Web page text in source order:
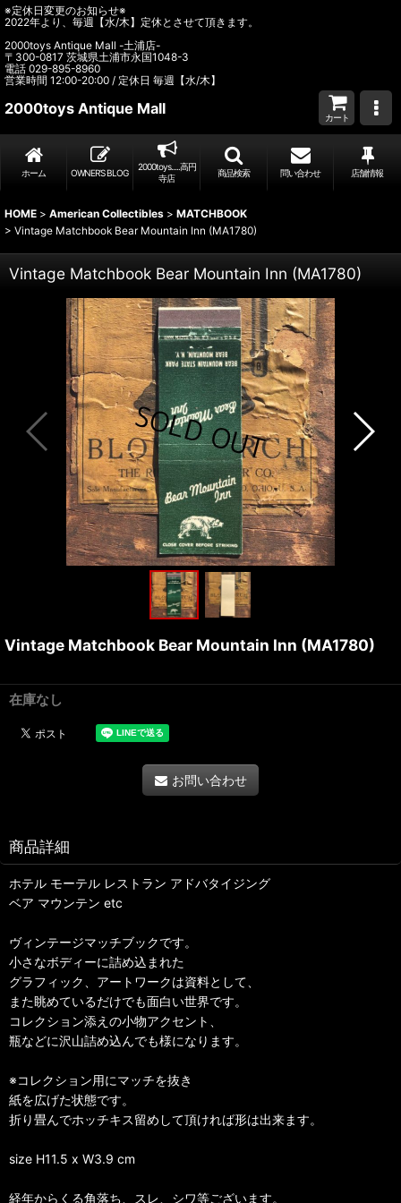
※定休日変更のお知らせ※
2022年より、毎週【水/木】定休とさせて頂きます。
2000toys Antique Mall -土浦店-
〒300-0817 茨城県土浦市永国1048-3
電話 029-895-8960
営業時間 12:00-20:00 / 定休日 毎週【水/木】
2000toys Antique Mall
カート
ホーム OWNER’S BLOG
2000toys.....高円
寺店
商品検索 問い合わせ 店舗情報
HOME > American Collectibles > MATCHBOOK
> Vintage Matchbook Bear Mountain Inn (MA1780)
Vintage Matchbook Bear Mountain Inn (MA1780)
Vintage Matchbook Bear Mountain Inn (MA1780)
在庫なし
お問い合わせ
商品詳細
ホテル モーテル レストラン アドバタイジング
ベア マウンテン etc
ヴィンテージマッチブックです。
小さなボディーに詰め込まれた
グラフィック、アートワークは資料として、
また眺めているだけでも面白い世界です。
コレクション添えの小物アクセント、
瓶などに沢山詰め込んでも様になります。
※コレクション用にマッチを抜き
紙を広げた状態です。
折り畳んでホッチキス留めして頂ければ形は出来ます。
size H11.5 x W3.9 cm
経年からくる角落ち、スレ、シワ等ございます。